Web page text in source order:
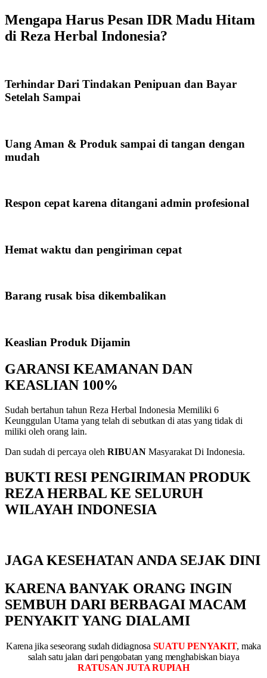
Mengapa Harus Pesan IDR Madu Hitam
di Reza Herbal Indonesia?
Terhindar Dari Tindakan Penipuan dan Bayar
Setelah Sampai
Uang Aman & Produk sampai di tangan dengan
mudah
Respon cepat karena ditangani admin profesional
Hemat waktu dan pengiriman cepat
Barang rusak bisa dikembalikan
Keaslian Produk Dijamin
GARANSI KEAMANAN DAN
KEASLIAN 100%
Sudah bertahun tahun Reza Herbal Indonesia Memiliki 6
Keunggulan Utama yang telah di sebutkan di atas yang tidak di
miliki oleh orang lain.
Dan sudah di percaya oleh RIBUAN Masyarakat Di Indonesia.
BUKTI RESI PENGIRIMAN PRODUK
REZA HERBAL KE SELURUH
WILAYAH INDONESIA
JAGA KESEHATAN ANDA SEJAK DINI
KARENA BANYAK ORANG INGIN
SEMBUH DARI BERBAGAI MACAM
PENYAKIT YANG DIALAMI
Karena jika seseorang sudah didiagnosa SUATU PENYAKIT, maka
salah satu jalan dari pengobatan yang menghabiskan biaya
RATUSAN JUTA RUPIAH